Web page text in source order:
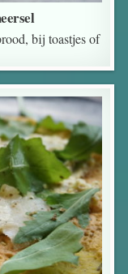
bij toastjes of